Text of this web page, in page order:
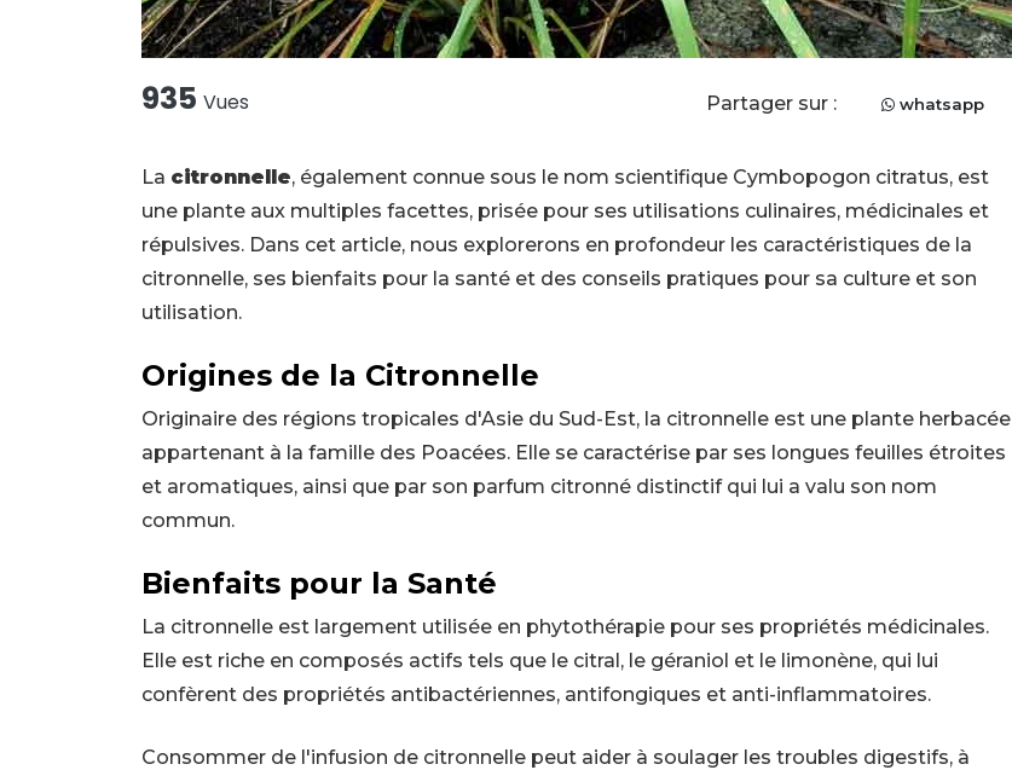
935 Vues Partager sur : whatsapp
La citronnelle, également connue sous le nom scientifique Cymbopogon citratus, est
une plante aux multiples facettes, prisée pour ses utilisations culinaires, médicinales et
répulsives. Dans cet article, nous explorerons en profondeur les caractéristiques de la
citronnelle, ses bienfaits pour la santé et des conseils pratiques pour sa culture et son
utilisation.
Origines de la Citronnelle
Originaire des régions tropicales d'Asie du Sud-Est, la citronnelle est une plante herbacée
appartenant à la famille des Poacées. Elle se caractérise par ses longues feuilles étroites
et aromatiques, ainsi que par son parfum citronné distinctif qui lui a valu son nom
commun.
Bienfaits pour la Santé
La citronnelle est largement utilisée en phytothérapie pour ses propriétés médicinales.
Elle est riche en composés actifs tels que le citral, le géraniol et le limonène, qui lui
confèrent des propriétés antibactériennes, antifongiques et anti-inflammatoires.
Consommer de l'infusion de citronnelle peut aider à soulager les troubles digestifs, à